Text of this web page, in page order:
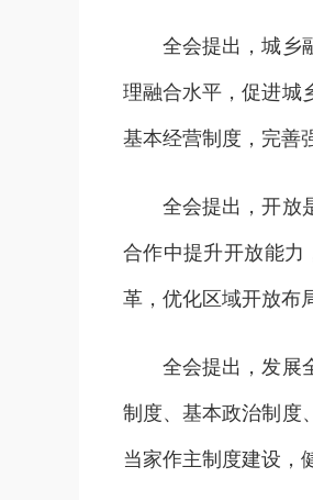
全会提出，城乡融
理融合水平，促进城
基本经营制度，完善
全会提出，开放是
合作中提升开放能力
革，优化区域开放布
全会提出，发展全
制度、基本政治制度
当家作主制度建设，